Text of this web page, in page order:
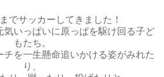
でサッカーしてきました！
気いっぱいに原っぱを駆け回る子ど
もたち。
チを一生懸命追いかける姿がみれた
り、